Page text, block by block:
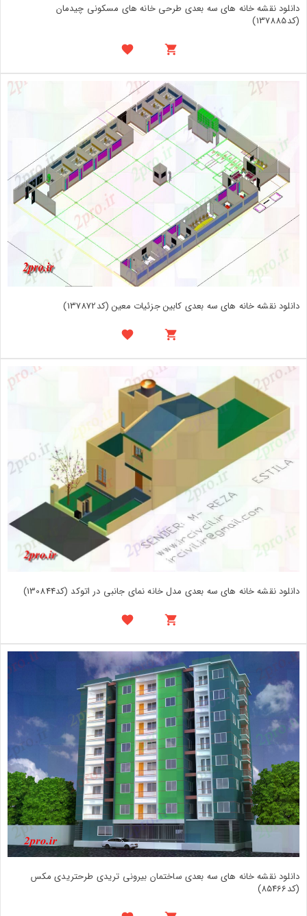
دانلود نقشه خانه های سه بعدی طرحی خانه های مسکونی چیدمان
(کد137885)
دانلود نقشه خانه های سه بعدی کابین جزئیات معین (کد137872)
دانلود نقشه خانه های سه بعدی مدل خانه نمای جانبی در اتوکد (کد130844)
دانلود نقشه خانه های سه بعدی ساختمان بیرونی تریدی طرحتریدی مکس
(کد85466)